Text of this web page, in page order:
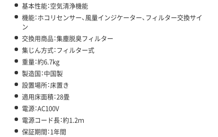
基本性能：空気清浄機能
機能：ホコリセンサー、風量インジケーター、フィルター交換サイ
ン
交換用商品：集塵脱臭フィルター
集じん方式：フィルター式
重量：約6.7kg
製造国：中国製
設置場所：床置き
適用床面積：28畳
電源：AC100V
電源コード長：約1.2ｍ
保証期間：1年間